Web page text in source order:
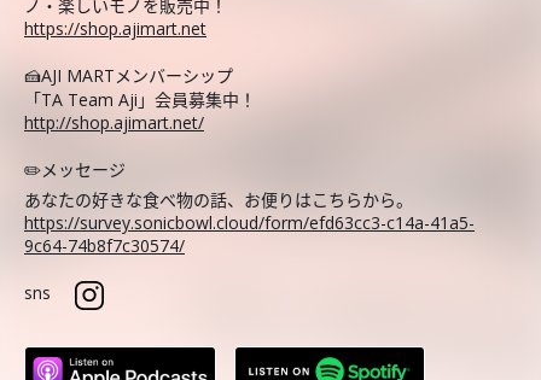
ノ・楽しいモノを販売中！
https://shop.ajimart.net
🍰AJI MARTメンバーシップ
「TA Team Aji」会員募集中！
http://shop.ajimart.net/
✏️メッセージ
あなたの好きな食べ物の話、お便りはこちらから。
https://survey.sonicbowl.cloud/form/efd63cc3-c14a-41a5-
9c64-74b8f7c30574/
sns